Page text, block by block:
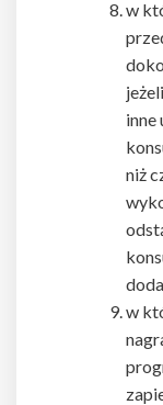
w
inne
niż
w